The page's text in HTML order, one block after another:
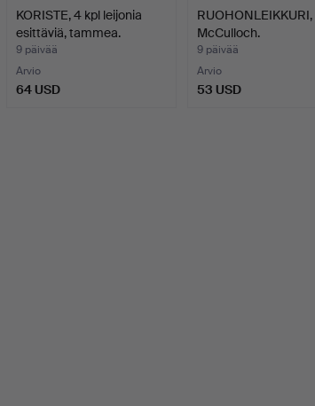
KORISTE, 4 kpl leijonia
esittäviä, tammea.
9 päivää
Arvio
64 USD
RUOHONLEIKKURI,
McCulloch.
9 päivää
Arvio
53 USD